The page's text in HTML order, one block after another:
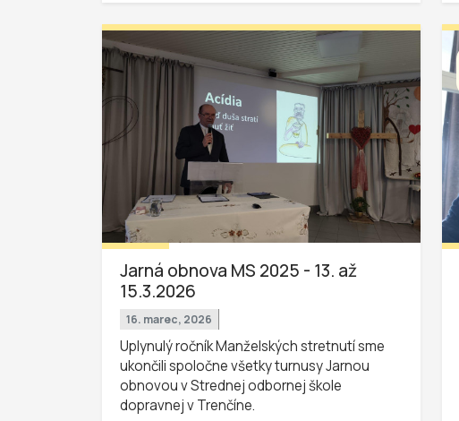
Jarná obnova MS 2025 - 13. až
15.3.2026
16. marec, 2026
Uplynulý ročník Manželských stretnutí sme
ukončili spoločne všetky turnusy Jarnou
obnovou v Strednej odbornej škole
dopravnej v Trenčíne.